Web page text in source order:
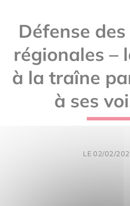
Défense
régionales –
à la traîne
à ses
LE 02/02/